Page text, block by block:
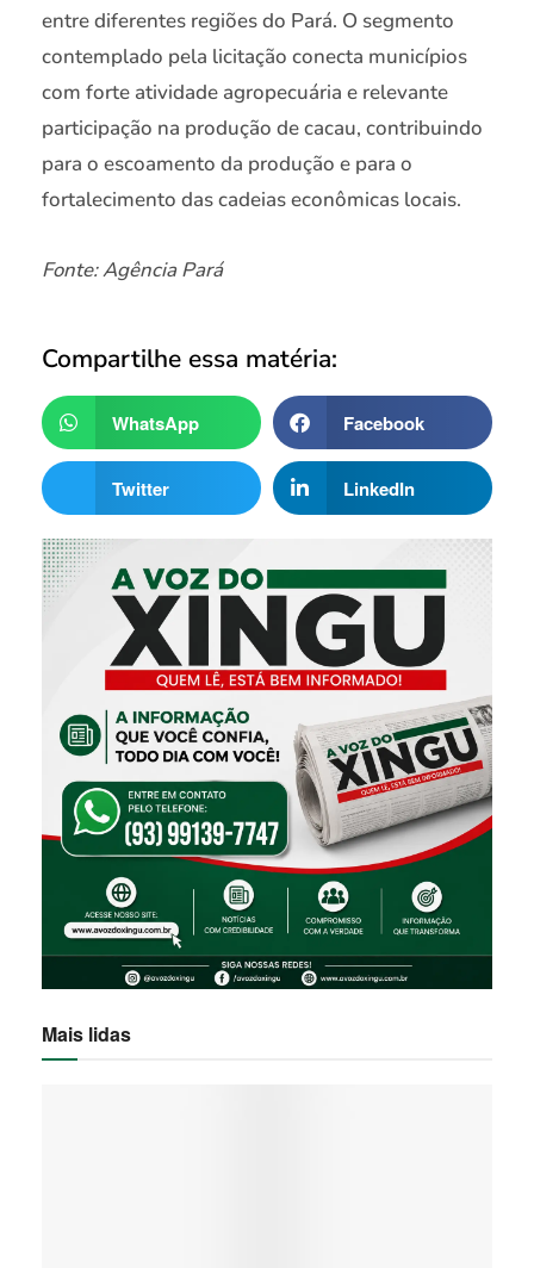
entre diferentes regiões do Pará. O segmento
contemplado pela licitação conecta municípios
com forte atividade agropecuária e relevante
participação na produção de cacau, contribuindo
para o escoamento da produção e para o
fortalecimento das cadeias econômicas locais.
Fonte: Agência Pará
Compartilhe essa matéria:
WhatsApp Facebook
Twitter LinkedIn
Mais lidas